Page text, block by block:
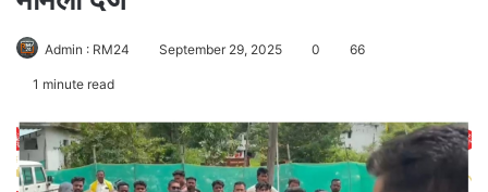
Admin : RM24 September 29, 2025 0 66
1 minute read